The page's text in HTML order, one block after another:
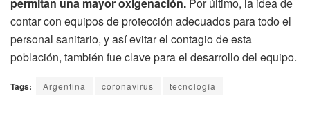
contar con equipos de protección adecuados para todo el
personal sanitario, y así evitar el contagio de esta
población, también fue clave para el desarrollo del equipo.
Tags: Argentina coronavirus tecnología